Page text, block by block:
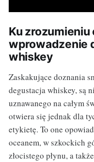
Ku
wprowadzenie
whiskey
Zaskakujące doznania
degustacja whiskey, są
uznawanego na całym
otwiera się jednak dla
etykietę. To one
oceanem, w szkockich
złocistego płynu, a